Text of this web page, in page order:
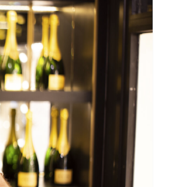
DEPUIS 2016